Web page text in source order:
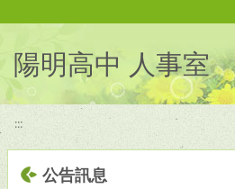
陽明高中 人事室
:::
公告訊息